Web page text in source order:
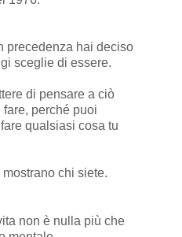
precedenza hai deciso
sceglie di essere.
di pensare a ciò
perché puoi
qualsiasi cosa tu
chi siete.
non è nulla più che